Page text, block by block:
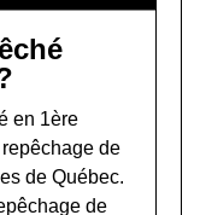
en 1ère
repêchage de
de Québec.
de